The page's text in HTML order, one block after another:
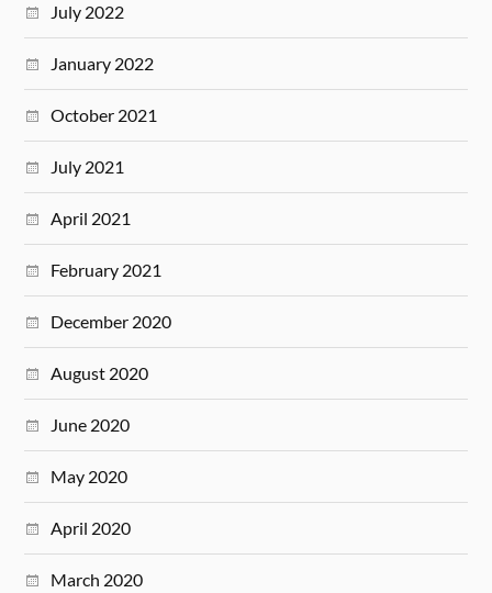
July 2022
January 2022
October 2021
July 2021
April 2021
February 2021
December 2020
August 2020
June 2020
May 2020
April 2020
March 2020